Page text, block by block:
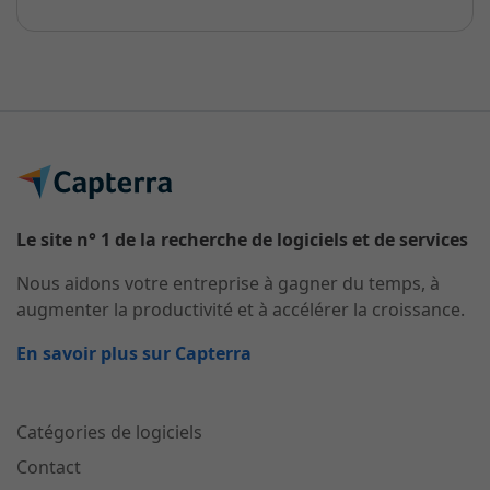
Le site n° 1 de la recherche de logiciels et de services
Nous aidons votre entreprise à gagner du temps, à
augmenter la productivité et à accélérer la croissance.
En savoir plus sur Capterra
Catégories de logiciels
Contact